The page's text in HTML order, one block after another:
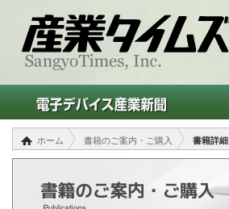
ホーム 書籍のご案内・ご購入 書籍詳細